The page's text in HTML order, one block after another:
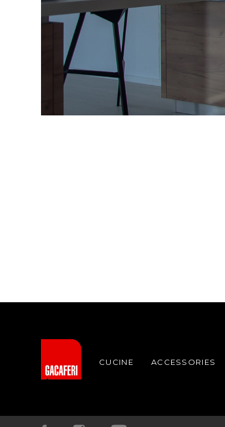
CUCINE ACCESSORIES